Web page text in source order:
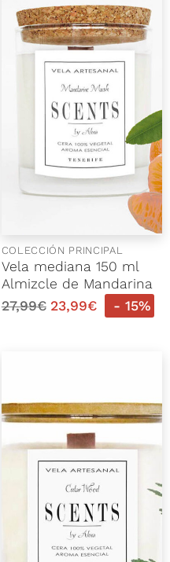
COLECCIÓN PRINCIPAL
Vela mediana 150 ml
Almizcle de Mandarina
27,99€ 23,99€ - 15%